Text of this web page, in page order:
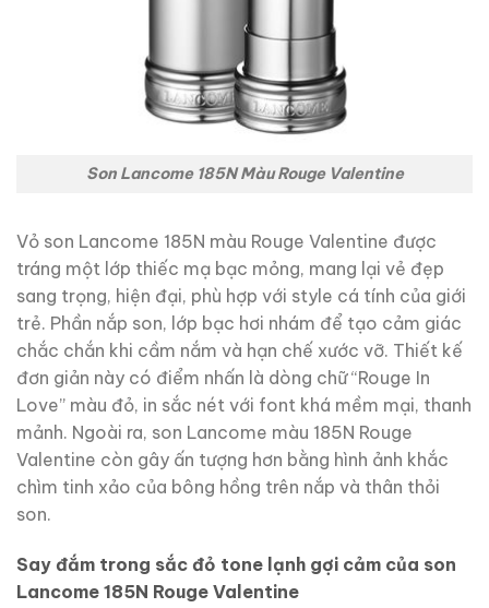
Son Lancome 185N Màu Rouge Valentine
Vỏ son Lancome 185N màu Rouge Valentine được
tráng một lớp thiếc mạ bạc mỏng, mang lại vẻ đẹp
sang trọng, hiện đại, phù hợp với style cá tính của giới
trẻ. Phần nắp son, lớp bạc hơi nhám để tạo cảm giác
chắc chắn khi cầm nắm và hạn chế xước vỡ. Thiết kế
đơn giản này có điểm nhấn là dòng chữ “Rouge In
Love” màu đỏ, in sắc nét với font khá mềm mại, thanh
mảnh. Ngoài ra, son Lancome màu 185N Rouge
Valentine còn gây ấn tượng hơn bằng hình ảnh khắc
chìm tinh xảo của bông hồng trên nắp và thân thỏi
son.
Say đắm trong sắc đỏ tone lạnh gợi cảm của son
Lancome 185N Rouge Valentine